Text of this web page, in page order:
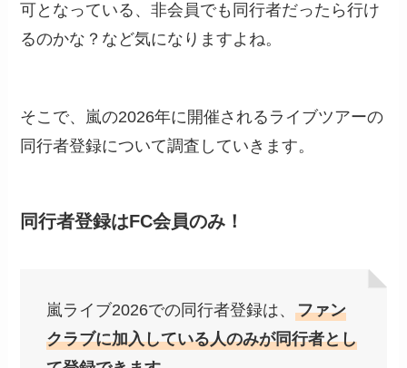
可となっている、非会員でも同行者だったら行け
るのかな？など気になりますよね。
そこで、嵐の2026年に開催されるライブツアーの
同行者登録について調査していきます。
同行者登録はFC会員のみ！
嵐ライブ2026での同行者登録は、ファン
クラブに加入している人のみが同行者とし